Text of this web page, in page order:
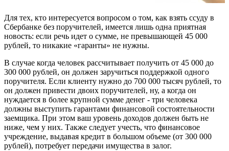
Для тех, кто интересуется вопросом о том, как взять ссуду в
Сбербанке без поручителей, имеется лишь одна приятная
новость: если речь идет о сумме, не превышающей 45 000
рублей, то никакие «гаранты» не нужны.
В случае когда человек рассчитывает получить от 45 000 до
300 000 рублей, он должен заручиться поддержкой одного
поручителя. Если клиенту нужно до 700 000 тысяч рублей, то
он должен привести двоих поручителей, ну, а когда он
нуждается в более крупной сумме денег - три человека
должны выступить гарантами финансовой состоятельности
заемщика. При этом ваш уровень доходов должен быть не
ниже, чем у них. Также следует учесть, что финансовое
учреждение, выдавая кредит в большом объеме (от 300 000
рублей), потребует передачи имущества в залог.